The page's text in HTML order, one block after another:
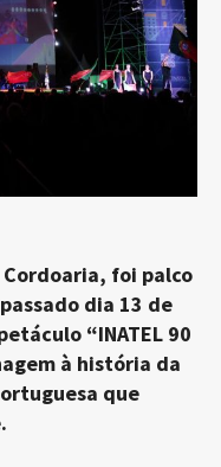
Cordoaria, foi palco
dia 13 de
“INATEL 90
à história da
que